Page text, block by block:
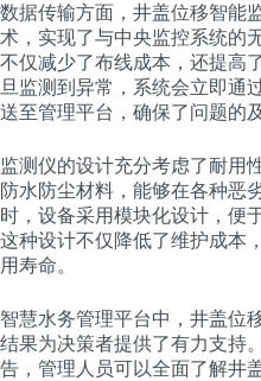
数据传输方面，井盖位移智能
术，实现了与中央监控系统的
不仅减少了布线成本，还提高
旦监测到异常，系统会立即通
送至管理平台，确保了问题的
监测仪的设计充分考虑了耐用
防水防尘材料，能够在各种恶
时，设备采用模块化设计，便
这种设计不仅降低了维护成本
用寿命。
智慧水务管理平台中，井盖位
结果为决策者提供了有力支持
告，管理人员可以全面了解井